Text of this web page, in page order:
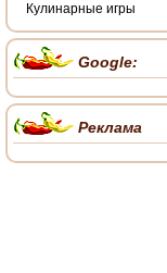
Кулинарные игры
Google:
Реклама